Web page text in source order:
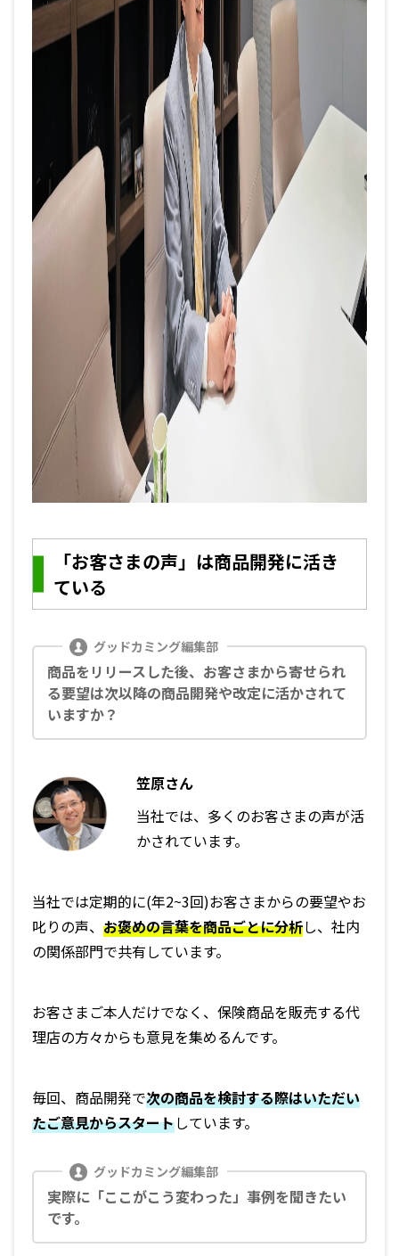
「お客さまの声」は商品開発に活き
ている
商品をリリースした後、お客さまから寄せられ
る要望は次以降の商品開発や改定に活かされて
いますか？
笠原さん
当社では、多くのお客さまの声が活
かされています。
当社では定期的に(年2~3回)お客さまからの要望やお
叱りの声、 お褒めの言葉を商品ごとに分析し、社内
の関係部門で共有しています。
お客さまご本人だけでなく、保険商品を販売する代
理店の方々からも意見を集めるんです。
毎回、商品開発で次の商品を検討する際はいただい
たご意見からスタートしています。
実際に「ここがこう変わった」事例を聞きたい
です。